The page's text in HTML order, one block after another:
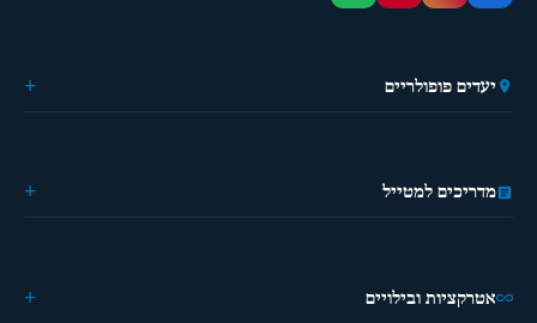
יעדים פופולריים
🎭 פאטייה
⛵ קראבי
מדריכים למטייל
מטיילים פעם ראשונה?
מדריך מאכלים
אטרקציות ובילויים